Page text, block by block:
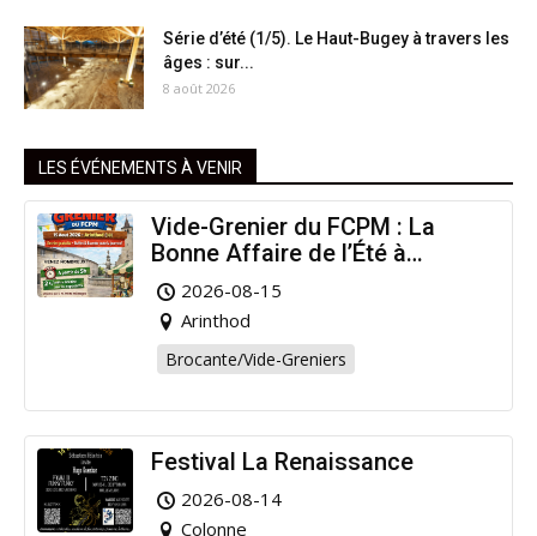
Série d’été (1/5). Le Haut-Bugey à travers les
âges : sur...
8 août 2026
LES ÉVÉNEMENTS À VENIR
Vide-Grenier du FCPM : La
Bonne Affaire de l’Été à
Arinthod !
2026-08-15
Arinthod
Brocante/Vide-Greniers
Festival La Renaissance
2026-08-14
Colonne